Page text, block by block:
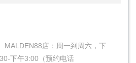
MALDEN88店：周一到周六，下
下午3:00（预约电话